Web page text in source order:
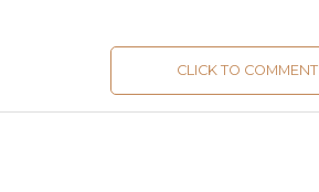
CLICK TO COMMENT